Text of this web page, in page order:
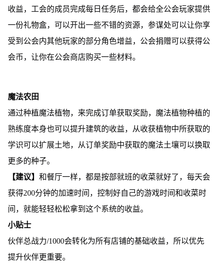
收益，工会的成员完成每日任务后，都会给全公会玩家提供
一份礼物盒，可以开出一些不错的资源，参谋处可以让你享
受到公会内其他玩家的部分角色增益，公会捐赠可以获得公
会币，让你在公会商店购买一些材料。
魔法农田
通过种植魔法植物，来完成订单获取奖励，魔法植物种植的
熟练度本身也可以提升建筑的收益，从收获植物中所获取的
学识可以扩展土地，从订单奖励中获取的魔法土壤可以换取
更多的种子。
【建议】 和餐厅一样，都是按部就班的收菜就好了，每天会
获得200分钟的加速时间，控制好自己的游戏时间和收菜时
间，就能轻轻松松拿到这个系统的收益。
小贴士
伙伴总战力/1000会转化为所有店铺的基础收益，所以优先
提升伙伴更重要。